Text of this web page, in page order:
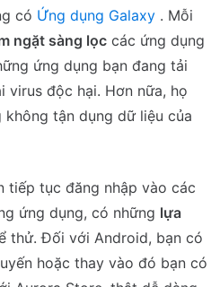
có Ứng dụng Galaxy . Mỗi
ngặt sàng lọc các ứng dụng
ứng dụng bạn đang tải
virus độc hại. Hơn nữa, họ
tận dụng dữ liệu của
tiếp tục đăng nhập vào các
ứng dụng, có những lựa
thử. Đối với Android, bạn có
hoặc thay vào đó bạn có